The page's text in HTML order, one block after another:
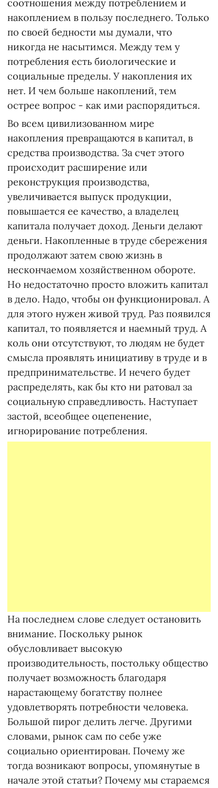
соотношения между потреблением и
накоплением в пользу последнего. Только
по своей бедности мы думали, что
никогда не насытимся. Между тем у
потребления есть биологические и
социальные пределы. У накопления их
нет. И чем больше накоплений, тем
острее вопрос - как ими распорядиться.
Во всем цивилизованном мире
накопления превращаются в капитал, в
средства производства. За счет этого
происходит расширение или
реконструкция производства,
увеличивается выпуск продукции,
повышается ее качество, а владелец
капитала получает доход. Деньги делают
деньги. Накопленные в труде сбережения
продолжают затем свою жизнь в
нескончаемом хозяйственном обороте.
Но недостаточно просто вложить капитал
в дело. Надо, чтобы он функционировал. А
для этого нужен живой труд. Раз появился
капитал, то появляется и наемный труд. А
коль они отсутствуют, то людям не будет
смысла проявлять инициативу в труде и в
предпринимательстве. И нечего будет
распределять, как бы кто ни ратовал за
социальную справедливость. Наступает
застой, всеобщее оцепенение,
игнорирование потребления.
На последнем слове следует остановить
внимание. Поскольку рынок
обусловливает высокую
производительность, постольку общество
получает возможность благодаря
нарастающему богатству полнее
удовлетворять потребности человека.
Большой пирог делить легче. Другими
словами, рынок сам по себе уже
социально ориентирован. Почему же
тогда возникают вопросы, упомянутые в
начале этой статьи? Почему мы стараемся